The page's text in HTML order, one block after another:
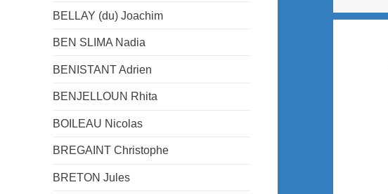
BELLAY (du) Joachim
BEN SLIMA Nadia
BENISTANT Adrien
BENJELLOUN Rhita
BOILEAU Nicolas
BREGAINT Christophe
BRETON Jules